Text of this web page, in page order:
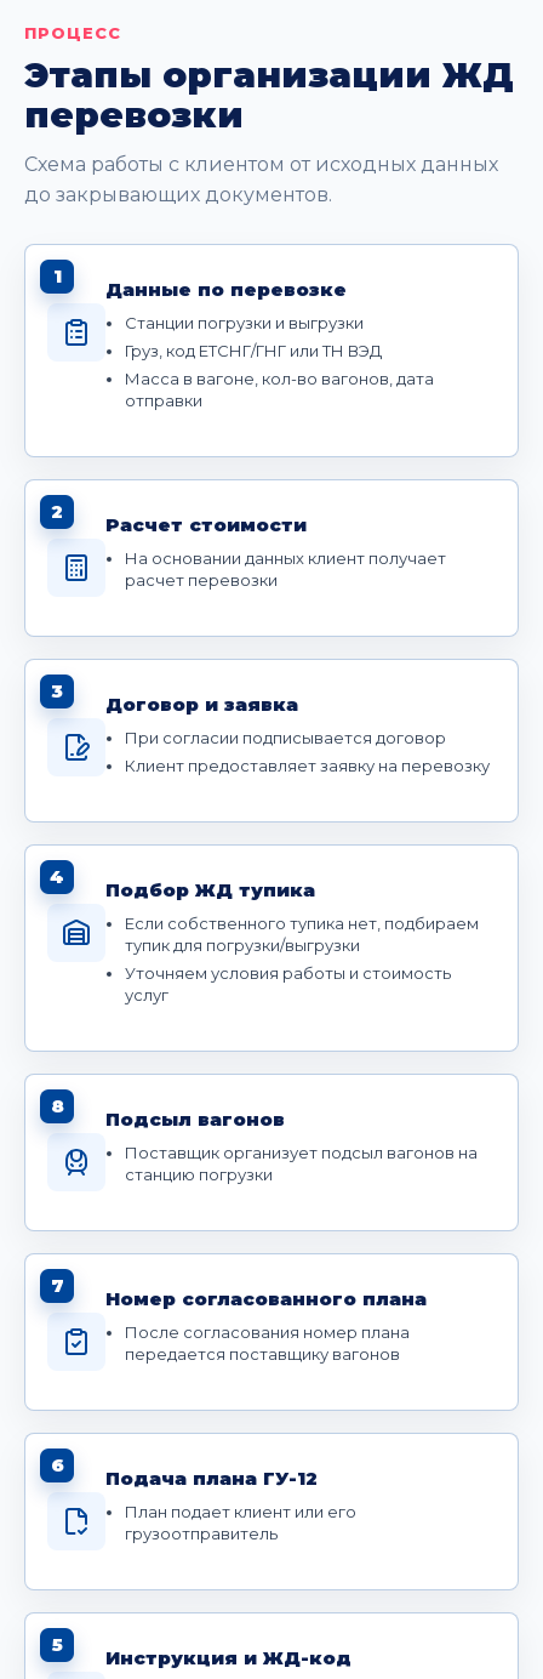
ПРОЦЕСС
Этапы организации ЖД
перевозки
Схема работы с клиентом от исходных данных
до закрывающих документов.
1
Данные по перевозке
Станции погрузки и выгрузки
Груз, код ЕТСНГ/ГНГ или ТН ВЭД
Масса в вагоне, кол-во вагонов, дата
отправки
2
Расчет стоимости
На основании данных клиент получает
расчет перевозки
3
Договор и заявка
При согласии подписывается договор
Клиент предоставляет заявку на перевозку
4
Подбор ЖД тупика
Если собственного тупика нет, подбираем
тупик для погрузки/выгрузки
Уточняем условия работы и стоимость
услуг
8
Подсыл вагонов
Поставщик организует подсыл вагонов на
станцию погрузки
7
Номер согласованного плана
После согласования номер плана
передается поставщику вагонов
6
Подача плана ГУ-12
План подает клиент или его
грузоотправитель
5
Инструкция и ЖД-код